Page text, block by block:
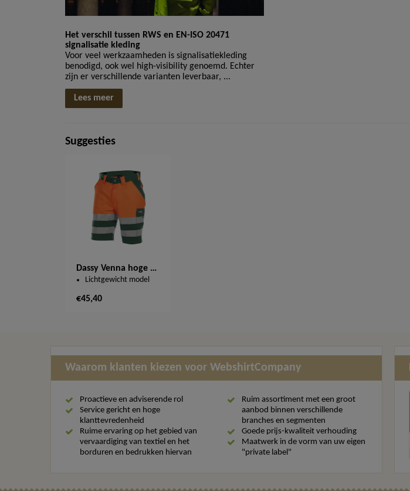
Het verschil tussen RWS en EN-ISO 20471
signalisatie kleding
Voor veel werkzaamheden is signalisatiekleding
benodigd, ook wel high-visibility genoemd. Echter
zijn er verschillende varianten leverbaar, ...
Lees meer
Suggesties
Dassy Venna hoge zichtbaarheidswerkshort 250030
€45,40
Lichtgewicht model
Waarom klanten kiezen voor WebshirtCompany
Proactieve en adviserende rol
Service gericht en hoge
klanttevredenheid
Ruime ervaring op het gebied van
vervaardiging van textiel en het
borduren en bedrukken hiervan
Ruim assortiment met een groot
aanbod binnen verschillende
branches en segmenten
Goede prijs-kwaliteit verhouding
Maatwerk in de vorm van uw eigen
"private label"